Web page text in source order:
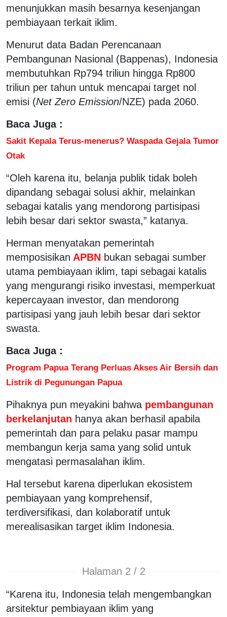
menunjukkan masih besarnya kesenjangan
pembiayaan terkait iklim.
Menurut data Badan Perencanaan
Pembangunan Nasional (Bappenas), Indonesia
membutuhkan Rp794 triliun hingga Rp800
triliun per tahun untuk mencapai target nol
emisi (Net Zero Emission/NZE) pada 2060.
Baca Juga :
Sakit Kepala Terus-menerus? Waspada Gejala Tumor
Otak
“Oleh karena itu, belanja publik tidak boleh
dipandang sebagai solusi akhir, melainkan
sebagai katalis yang mendorong partisipasi
lebih besar dari sektor swasta,” katanya.
Herman menyatakan pemerintah
memposisikan APBN bukan sebagai sumber
utama pembiayaan iklim, tapi sebagai katalis
yang mengurangi risiko investasi, memperkuat
kepercayaan investor, dan mendorong
partisipasi yang jauh lebih besar dari sektor
swasta.
Baca Juga :
Program Papua Terang Perluas Akses Air Bersih dan
Listrik di Pegunungan Papua
Pihaknya pun meyakini bahwa pembangunan
berkelanjutan hanya akan berhasil apabila
pemerintah dan para pelaku pasar mampu
membangun kerja sama yang solid untuk
mengatasi permasalahan iklim.
Hal tersebut karena diperlukan ekosistem
pembiayaan yang komprehensif,
terdiversifikasi, dan kolaboratif untuk
merealisasikan target iklim Indonesia.
Halaman 2 / 2
“Karena itu, Indonesia telah mengembangkan
arsitektur pembiayaan iklim yang